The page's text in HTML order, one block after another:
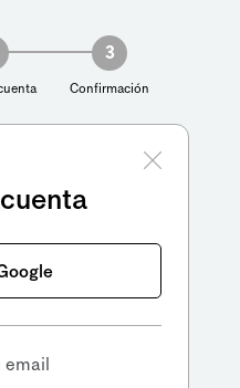
3
Confirmación
email